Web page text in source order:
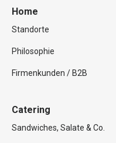
Home
Standorte
Philosophie
Firmenkunden / B2B
Catering
Sandwiches, Salate & Co.